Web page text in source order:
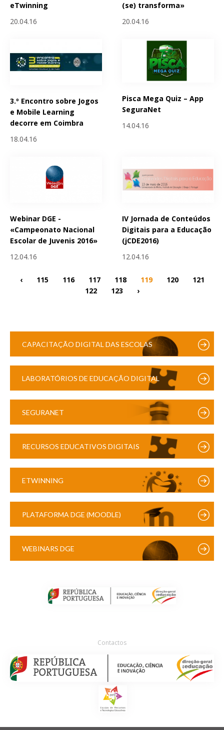
eTwinning
20.04.16
(se) transforma»
20.04.16
3.º Encontro sobre Jogos
e Mobile Learning
decorre em Coimbra
18.04.16
Pisca Mega Quiz – App
SeguraNet
14.04.16
Webinar DGE -
«Campeonato Nacional
Escolar de Juvenis 2016»
12.04.16
IV Jornada de Conteúdos
Digitais para a Educação
(jCDE2016)
12.04.16
‹ 115 116 117 118 119 120
121
122
123 ›
CAPACITAÇÃO DIGITAL DAS ESCOLAS
LABORATÓRIOS DE EDUCAÇÃO DIGITAL
SEGURANET
RECURSOS EDUCATIVOS DIGITAIS
ETWINNING
PLATAFORMA DGE (MOODLE)
WEBINARS DGE
Contactos